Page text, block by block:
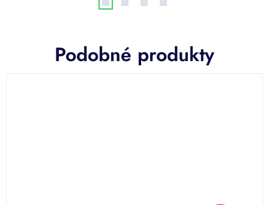
Podobné produkty